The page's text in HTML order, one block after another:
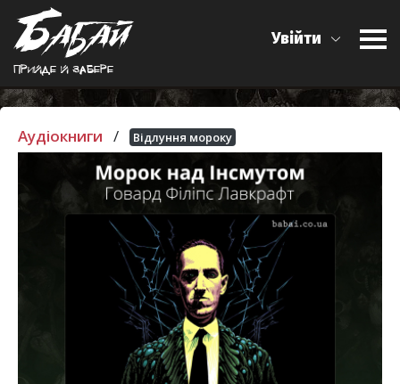
Прийде й забере
Увійти
Аудіокниги / Відлуння мороку